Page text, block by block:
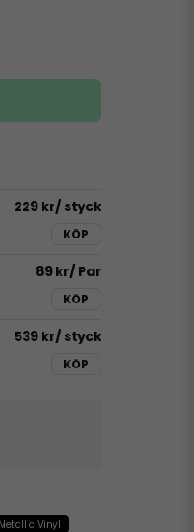
229 kr/ styck
KÖP
89 kr/ Par
KÖP
539 kr/ styck
KÖP
Vinyl